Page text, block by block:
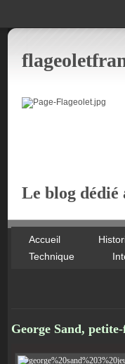
Le blog dédié
Accueil
Technique
George Sand,